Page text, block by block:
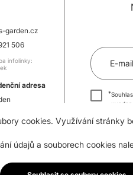
garden.cz
506
infolinky:
adresa
Malenovice
E-mail
*
cookies. Využívání stránky
údajů a souborech cookies